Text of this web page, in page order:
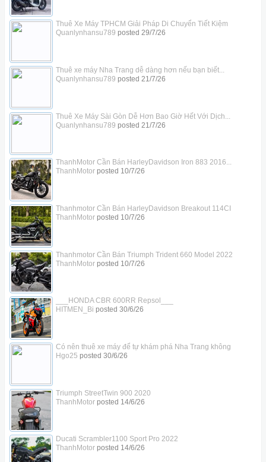
Thuê Xe Máy TPHCM Giải Pháp Di Chuyển Tiết Kiệm
Quanlynhansu789 posted 29/7/26
Thuê xe máy Nha Trang dễ dàng hơn nếu bạn biết...
Quanlynhansu789 posted 21/7/26
Thuê Xe Máy Sài Gòn Dễ Hơn Bao Giờ Hết Với Dịch...
Quanlynhansu789 posted 21/7/26
ThanhMotor Cần Bán HarleyDavidson Iron 883 2016...
ThanhMotorposted 10/7/26
Thanhmotor Cần Bán HarleyDavidson Breakout 114CI
ThanhMotorposted 10/7/26
Thanhmotor Cần Bán Triumph Trident 660 Model 2022
ThanhMotorposted 10/7/26
___HONDA CBR 600RR Repsol___
HITMEN_Bi posted 30/6/26
Có nên thuê xe máy để tự khám phá Nha Trang không
Hgo25 posted 30/6/26
Triumph StreetTwin 900 2020
ThanhMotorposted 14/6/26
Ducati Scrambler1100 Sport Pro 2022
ThanhMotorposted 14/6/26